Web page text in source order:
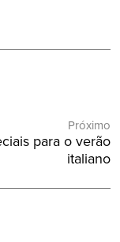
Próximo
para o verão
italiano